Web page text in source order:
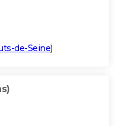
de-Seine)